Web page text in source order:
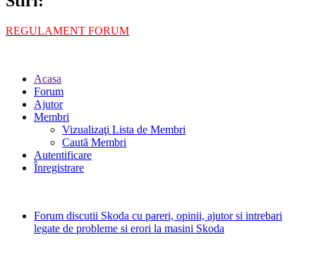
REGULAMENT FORUM
Acasa
Forum
Ajutor
Membri
Vizualizaţi Lista de Membri
Caută Membri
Autentificare
Înregistrare
Forum discutii Skoda cu pareri, opinii, ajutor si intrebari
legate de probleme si erori la masini Skoda